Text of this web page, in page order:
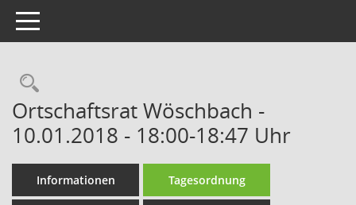
Toggle navigation
Rechercheauswahl
Ortschaftsrat Wöschbach -
10.01.2018 - 18:00-18:47 Uhr
Informationen Tagesordnung